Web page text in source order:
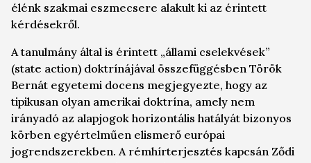
élénk szakmai eszmecsere alakult ki az érintett
kérdésekről.
A tanulmány által is érintett „állami cselekvések”
(state action) doktrínájával összefüggésben Török
Bernát egyetemi docens megjegyezte, hogy az
tipikusan olyan amerikai doktrína, amely nem
irányadó az alapjogok horizontális hatályát bizonyos
körben egyértelműen elismerő európai
jogrendszerekben. A rémhírterjesztés kapcsán Ződi